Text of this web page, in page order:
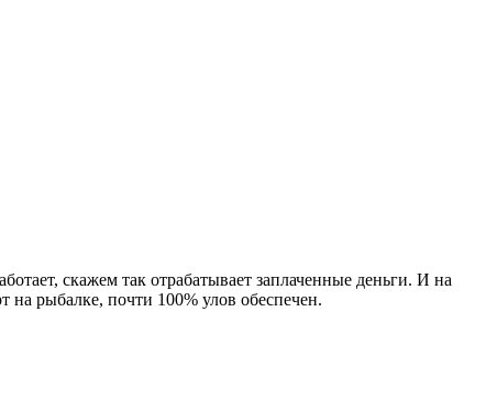
скажем так отрабатывает заплаченные деньги. И на
на рыбалке, почти 100% улов обеспечен.